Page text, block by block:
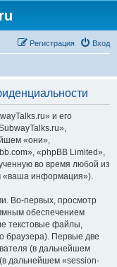
Вход
Регистрация
и его
«они»,
«phpBB Limited»,
во время любой из
«ваша информация»).
Во-первых, просмотр
обеспечением
текстовые файлы,
браузера). Первые две
(в дальнейшем
дальнейшем «session-